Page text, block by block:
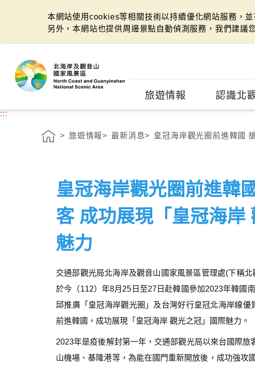
本網站使用cookies等相關技術以持續優化網站服務，
另外，本網站也提供周邊景點自動偵測服務，我們建議
旅遊情報 認識北
:::
旅遊情報 最新消息 皇冠海岸觀光圈前進韓國
皇冠海岸觀光圈前進韓
客 成功展現「皇冠海岸
魅力
交通部觀光局北海岸及觀音山國家風景區管理處(下稱
於今（112）年8月25日至27日赴韓國參加2023年韓國
邱推廣「皇冠海岸觀光圈」及台灣好行皇冠北海岸線
前進韓國，成功展現「皇冠海岸 觀光之冠」國際魅力。
2023年是疫後解封第一年，交通部觀光局以來台國際
山機場、基隆港等，為能在國門重新開放後，成功強攻